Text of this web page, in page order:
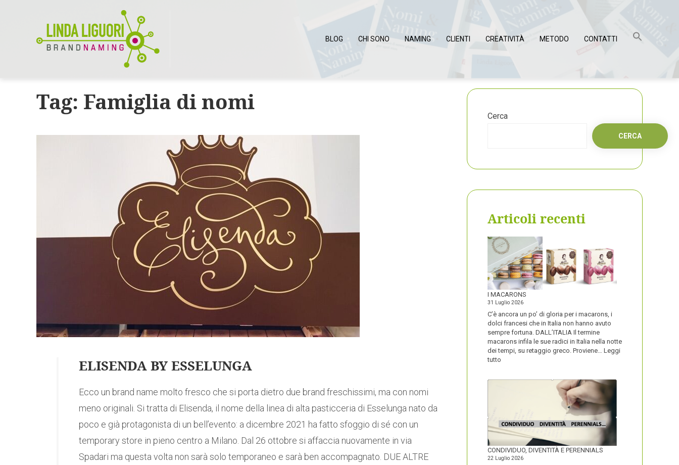
BLOG CHI SONO NAMING CLIENTI CREATIVITÀ METODO CONTATTI
Tag: Famiglia di nomi
ELISENDA BY ESSELUNGA
Ecco un brand name molto fresco che si porta dietro due brand freschissimi, ma con nomi
meno originali. Si tratta di Elisenda, il nome della linea di alta pasticceria di Esselunga nato da
poco e già protagonista di un bell’evento: a dicembre 2021 ha fatto sfoggio di sé con un
temporary store in pieno centro a Milano. Dal 26 ottobre si affaccia nuovamente in via
Spadari ma questa volta non sarà solo temporaneo e sarà ben accompagnato. DUE ALTRE
Cerca
CERCA
Articoli recenti
I MACARONS
31 Luglio 2026
C’è ancora un po’ di gloria per i macarons, i
dolci francesi che in Italia non hanno avuto
sempre fortuna. DALL’ITALIA Il termine
macarons infila le sue radici in Italia nella notte
dei tempi, su retaggio greco. Proviene… Leggi
tutto
CONDIVIDUO, DIVENTITÀ E PERENNIALS
22 Luglio 2026